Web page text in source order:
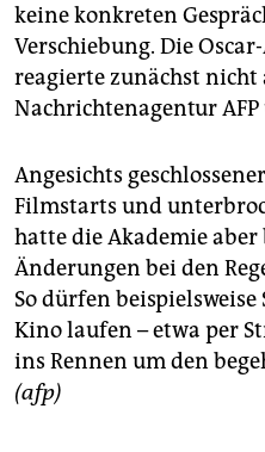
keine konkreten
Verschiebung. Die
reagierte zunächst nicht
Nachrichtenagentur
Angesichts
Filmstarts und
hatte die Akademie
Änderungen bei den
So dürfen
Kino laufen – etwa per
ins Rennen um den
(afp)